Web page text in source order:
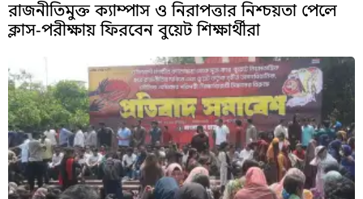
রাজনীতিমুক্ত ক্যাম্পাস ও নিরাপত্তার নিশ্চয়তা পেলে
ক্লাস-পরীক্ষায় ফিরবেন বুয়েট শিক্ষার্থীরা